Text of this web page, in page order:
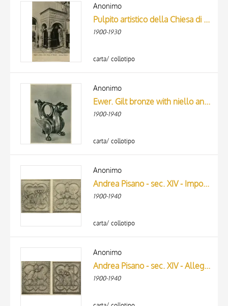
Anonimo
Pulpito artistico della Chiesa di Popiglio - Montagna Pistoiese
1900-1930
carta/ collotipo
Anonimo
Ewer. Gilt bronze with niello and silver. Mosan; early 13th century
1900-1940
carta/ collotipo
Anonimo
Andrea Pisano - sec. XIV - Imposizione del nome a san Giovanni Battista; Allegoria della Fede
1900-1940
carta/ collotipo
Anonimo
Andrea Pisano - sec. XIV - Allegoria della Speranza; Visitazione
1900-1940